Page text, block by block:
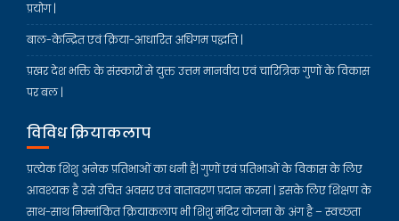
प्रयोग |
बाल-केन्द्रित एवं क्रिया-आधारित अधिगम पद्धति |
प्रखर देश भक्ति के संस्कारों से युक्त उत्तम मानवीय एवं चारित्रिक गुणों के विकास
पर बल |
विविध क्रियाकलाप
प्रत्येक शिशु अनेक प्रतिभाओं का धनी है| गुणों एवं प्रतिभाओं के विकास के लिए
आवश्यक है उसे उचित अवसर एवं वातावरण प्रदान करना | इसके लिए शिक्षण के
साथ-साथ निम्नांकित क्रियाकलाप भी शिशु मंदिर योजना के अंग है – स्वच्छता